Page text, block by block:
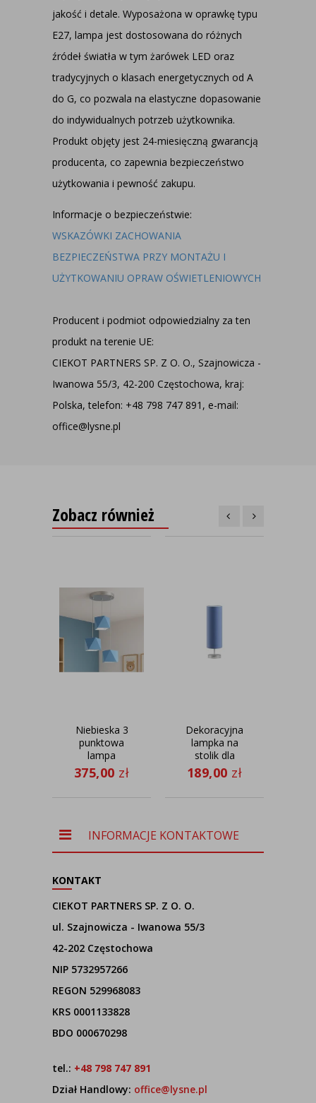
jakość i detale. Wyposażona w oprawkę typu
E27, lampa jest dostosowana do różnych
źródeł światła w tym żarówek LED oraz
tradycyjnych o klasach energetycznych od A
do G, co pozwala na elastyczne dopasowanie
do indywidualnych potrzeb użytkownika.
Produkt objęty jest 24-miesięczną gwarancją
producenta, co zapewnia bezpieczeństwo
użytkowania i pewność zakupu.
Informacje o bezpieczeństwie:
WSKAZÓWKI ZACHOWANIA
BEZPIECZEŃSTWA PRZY MONTAŻU I
UŻYTKOWANIU OPRAW OŚWIETLENIOWYCH
Producent i podmiot odpowiedzialny za ten
produkt na terenie UE:
CIEKOT PARTNERS SP. Z O. O., Szajnowicza -
Iwanowa 55/3, 42-200 Częstochowa, kraj:
Polska, telefon: +48 798 747 891, e-mail:
office@lysne.pl
Zobacz również
Niebieska 3
punktowa
lampa
wisząca do
pokoju
375,00 zł
Dekoracyjna
lampka na
stolik dla
dziecka
SYDNEY w
189,00 zł
INFORMACJE KONTAKTOWE
KONTAKT
CIEKOT PARTNERS SP. Z O. O.
ul. Szajnowicza - Iwanowa 55/3
42-202 Częstochowa
NIP 5732957266
REGON 529968083
KRS 0001133828
BDO 000670298
tel.: +48 798 747 891
Dział Handlowy: office@lysne.pl